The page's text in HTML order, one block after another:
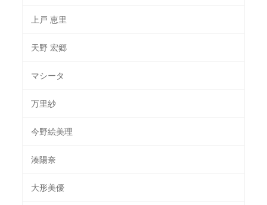
上戸 恵里
天野 宏郷
マシータ
万里紗
今野絵美理
湊陽奈
大形美優